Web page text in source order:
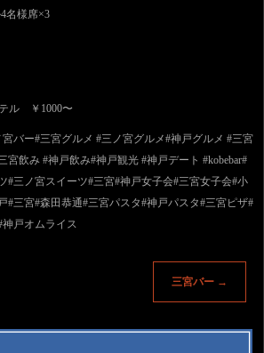
名様席×3
ル ￥1000〜
バー#三宮グルメ #三ノ宮グルメ#神戸グルメ #三宮
宮飲み #神戸飲み#神戸観光 #神戸デート #kobebar#
#三ノ宮スイーツ#三宮#神戸女子会#三宮女子会#小
#三宮#森田恭通#三宮パスタ#神戸パスタ#三宮ピザ#
戸オムライス
三宮バー →